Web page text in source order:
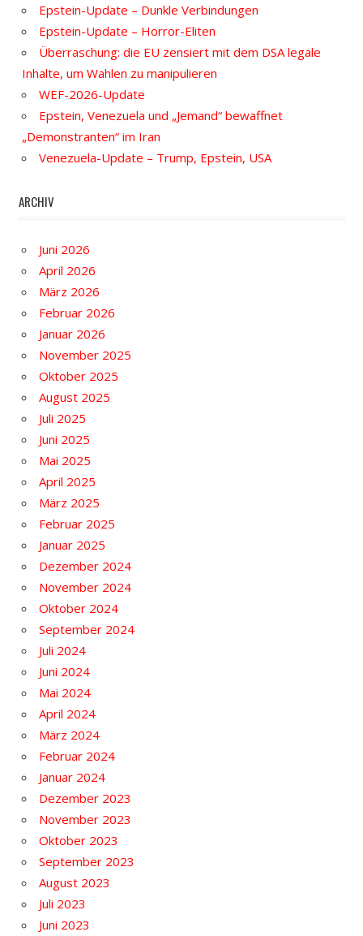
Epstein-Update – Dunkle Verbindungen
Epstein-Update – Horror-Eliten
Überraschung: die EU zensiert mit dem DSA legale
Inhalte, um Wahlen zu manipulieren
WEF-2026-Update
Epstein, Venezuela und „Jemand“ bewaffnet
„Demonstranten“ im Iran
Venezuela-Update – Trump, Epstein, USA
ARCHIV
Juni 2026
April 2026
März 2026
Februar 2026
Januar 2026
November 2025
Oktober 2025
August 2025
Juli 2025
Juni 2025
Mai 2025
April 2025
März 2025
Februar 2025
Januar 2025
Dezember 2024
November 2024
Oktober 2024
September 2024
Juli 2024
Juni 2024
Mai 2024
April 2024
März 2024
Februar 2024
Januar 2024
Dezember 2023
November 2023
Oktober 2023
September 2023
August 2023
Juli 2023
Juni 2023